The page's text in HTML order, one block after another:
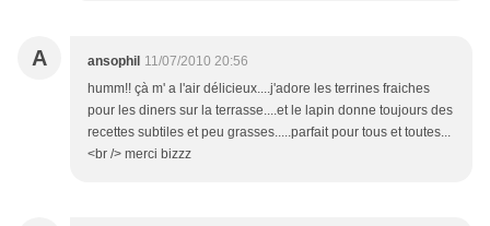
A ansophil 11/07/2010 20:56
humm!! çà m' a l'air délicieux....j'adore les terrines fraiches
pour les diners sur la terrasse....et le lapin donne toujours des
recettes subtiles et peu grasses.....parfait pour tous et toutes...
<br /> merci bizzz